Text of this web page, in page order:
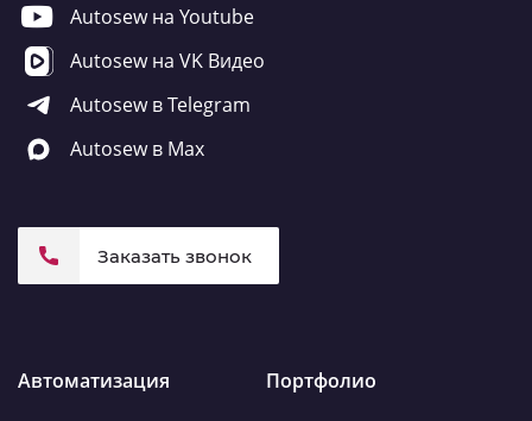
Autosew на Youtube
Autosew на VK Видео
Autosew в Telegram
Autosew в Max
Автоматизация Портфолио
Заказать звонок